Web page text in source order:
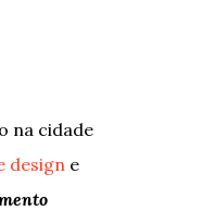
na cidade
design e